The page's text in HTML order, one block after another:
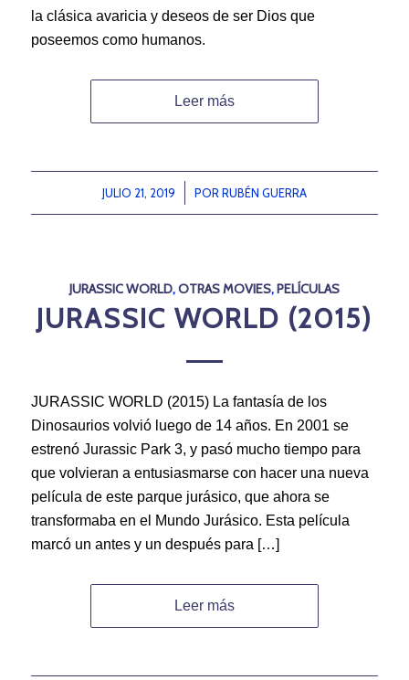
la clásica avaricia y deseos de ser Dios que
poseemos como humanos.
Leer más
JULIO 21, 2019
/ POR RUBÉN GUERRA
JURASSIC WORLD,OTRAS MOVIES,PELÍCULAS
JURASSIC WORLD (2015)
JURASSIC WORLD (2015) La fantasía de los
Dinosaurios volvió luego de 14 años. En 2001 se
estrenó Jurassic Park 3, y pasó mucho tiempo para
que volvieran a entusiasmarse con hacer una nueva
película de este parque jurásico, que ahora se
transformaba en el Mundo Jurásico. Esta película
marcó un antes y un después para […]
Leer más